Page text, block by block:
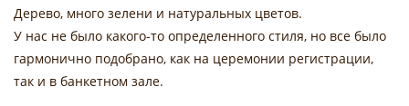
Дерево, много зелени и натуральных цветов.
У нас не было какого-то определенного стиля, но все было
гармонично подобрано, как на церемонии регистрации,
так и в банкетном зале.